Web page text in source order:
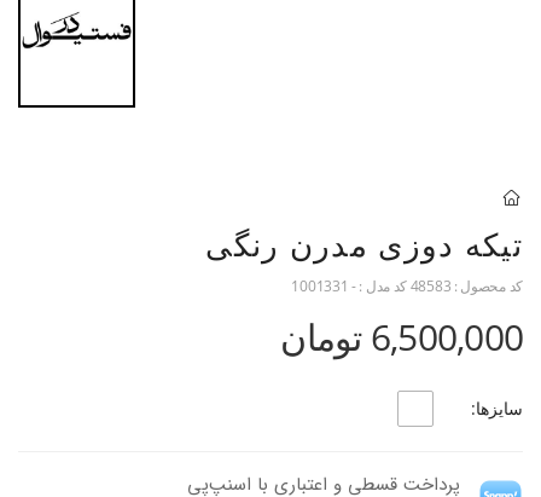
تیکه دوزی مدرن رنگی
کد محصول : 48583کد مدل :- 1001331
6,500,000 تومان
سایزها:
پرداخت قسطی و اعتباری با اسنپ‌پی